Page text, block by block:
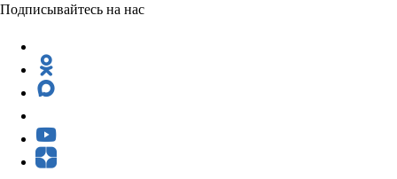
Подписывайтесь на нас